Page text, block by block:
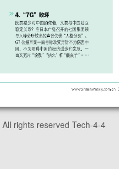
All rights reserved Tech-4-4